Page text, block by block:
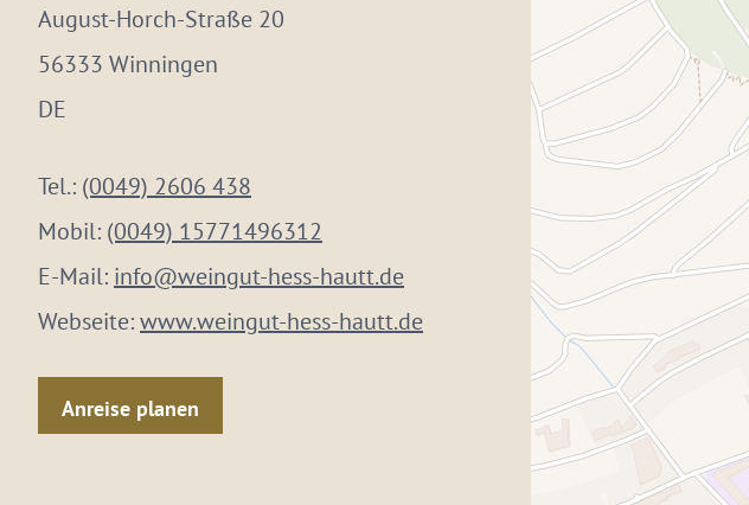
August-Horch-Straße 20
56333 Winningen
DE
Tel.: (0049) 2606 438
Mobil: (0049) 15771496312
E-Mail: info@weingut-hess-hautt.de
Webseite:www.weingut-hess-hautt.de
Anreise planen